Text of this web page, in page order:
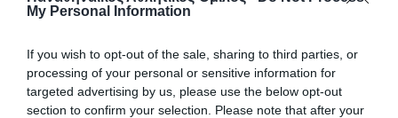
My Personal Information
If you wish to opt-out of the sale, sharing to third parties, or
processing of your personal or sensitive information for
targeted advertising by us, please use the below opt-out
section to confirm your selection. Please note that after your